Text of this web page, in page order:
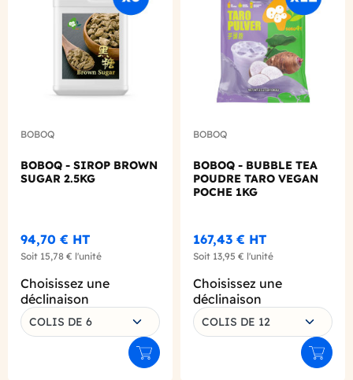
BOBOQ
BOBOQ - SIROP BROWN
SUGAR 2.5KG
94,70 € HT
Soit 15,78 € l'unité
Choisissez une
déclinaison
COLIS DE 6
Ajouter au panier
BOBOQ
BOBOQ - BUBBLE TEA
POUDRE TARO VEGAN
POCHE 1KG
167,43 € HT
Soit 13,95 € l'unité
Choisissez une
déclinaison
COLIS DE 12